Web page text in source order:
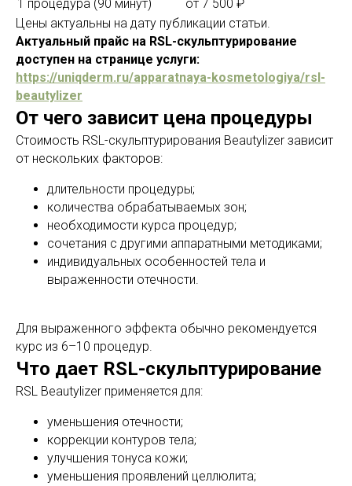
1 процедура (90 минут)
от 7 500 ₽
Цены актуальны на дату публикации статьи.
Актуальный прайс на RSL-скульптурирование
доступен на странице услуги:
https://uniqderm.ru/apparatnaya-kosmetologiya/rsl-
beautylizer
От чего зависит цена процедуры
Стоимость RSL-скульптурирования Beautylizer зависит
от нескольких факторов:
длительности процедуры;
количества обрабатываемых зон;
необходимости курса процедур;
сочетания с другими аппаратными методиками;
индивидуальных особенностей тела и
выраженности отечности.
Для выраженного эффекта обычно рекомендуется
курс из 6–10 процедур.
Что дает RSL-скульптурирование
RSL Beautylizer применяется для:
уменьшения отечности;
коррекции контуров тела;
улучшения тонуса кожи;
уменьшения проявлений целлюлита;